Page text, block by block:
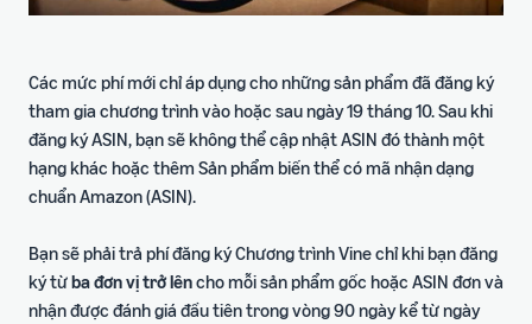
trong hành trình bán hàng
ích
Các mức phí mới chỉ áp dụng cho những sản phẩm đã đăng ký
tham gia chương trình vào hoặc sau ngày 19 tháng 10. Sau khi
đăng ký ASIN, bạn sẽ không thể cập nhật ASIN đó thành một
hạng khác hoặc thêm Sản phẩm biến thể có mã nhận dạng
chuẩn Amazon (ASIN).
Bạn sẽ phải trả phí đăng ký Chương trình Vine chỉ khi bạn đăng
ký từba đơn vị trở lêncho mỗi sản phẩm gốc hoặc ASIN đơn và
nhận được đánh giá đầu tiên trong vòng 90 ngày kể từ ngày